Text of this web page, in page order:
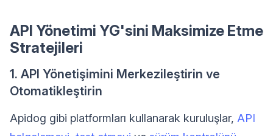
API Yönetimi YG'sini Maksimize Etme
Stratejileri
1. API Yönetişimini Merkezileştirin ve
Otomatikleştirin
Apidog gibi platformları kullanarak kuruluşlar, API